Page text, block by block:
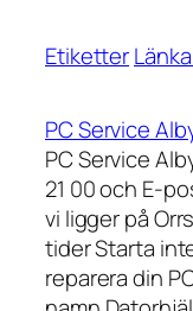
Etiketter
PC Service
PC Service
21 00 och E-
vi ligger på
tider Starta
reparera din